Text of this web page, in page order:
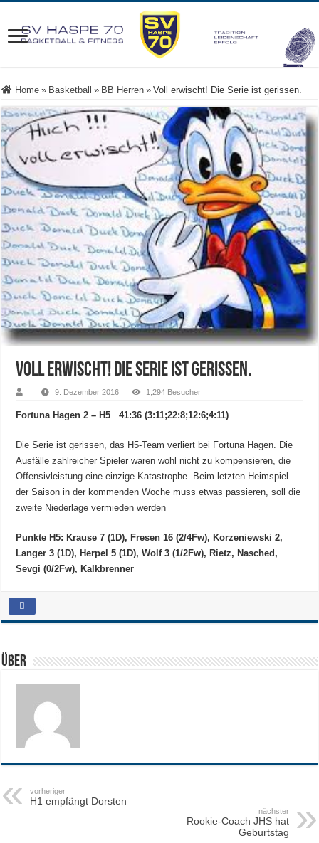
Home » Basketball » BB Herren » Voll erwischt! Die Serie ist gerissen.
Voll erwischt! Die Serie ist gerissen.
9. Dezember 2016 1,294 Besucher
Fortuna Hagen 2 – H5 41:36 (3:11;22:8;12:6;4:11)
Die Serie ist gerissen, das H5-Team verliert bei Fortuna Hagen. Die
Ausfälle zahlreicher Spieler waren wohl nicht zu kompensieren, die
Offensivleistung eine einzige Katastrophe. Beim letzten Heimspiel
der Saison in der kommenden Woche muss etwas passieren, soll die
zweite Niederlage vermieden werden
Punkte H5: Krause 7 (1D), Fresen 16 (2/4Fw), Korzeniewski 2,
Langer 3 (1D), Herpel 5 (1D), Wolf 3 (1/2Fw), Rietz, Nasched,
Sevgi (0/2Fw), Kalkbrenner
Über
vorheriger
H1 empfängt Dorsten
nächster
Rookie-Coach JHS hat
Geburtstag